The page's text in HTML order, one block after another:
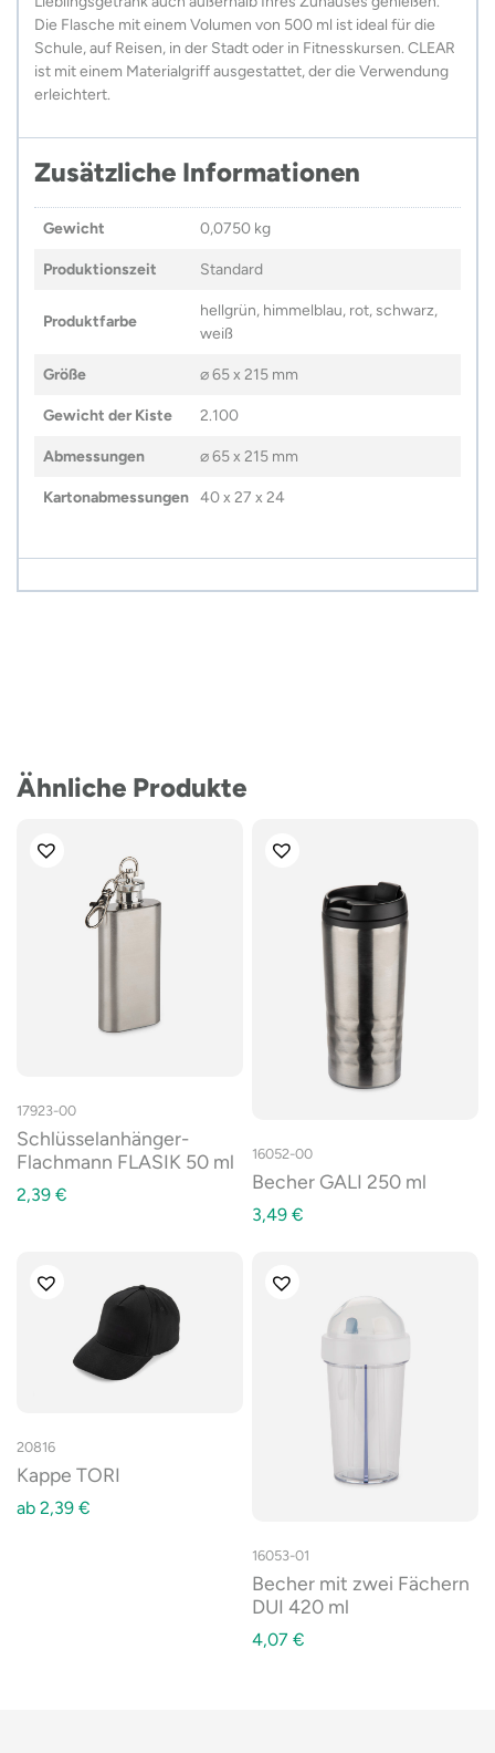
Die Flasche mit einem Volumen von 500 ml ist ideal für die
Schule, auf Reisen, in der Stadt oder in Fitnesskursen. CLEAR
ist mit einem Materialgriff ausgestattet, der die Verwendung
erleichtert.
Zusätzliche Informationen
Gewicht 0,0750 kg
Produktionszeit Standard
Produktfarbe
hellgrün, himmelblau, rot, schwarz,
weiß
Größe ⌀ 65 x 215 mm
Gewicht der Kiste 2.100
Abmessungen ⌀ 65 x 215 mm
Kartonabmessungen 40 x 27 x 24
Ähnliche Produkte
17923-00
Schlüsselanhänger-
Flachmann FLASIK 50 ml
2,39 €
16052-00
Becher GALI 250 ml
3,49 €
20816
Kappe TORI
ab 2,39 €
16053-01
Becher mit zwei Fächern
DUI 420 ml
4,07 €